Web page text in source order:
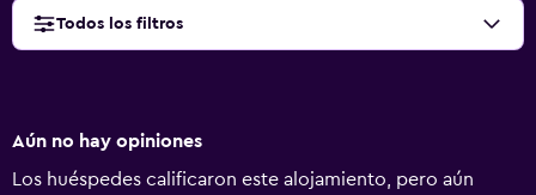
Todos los filtros
Aún no hay opiniones
Los huéspedes calificaron este alojamiento, pero aún